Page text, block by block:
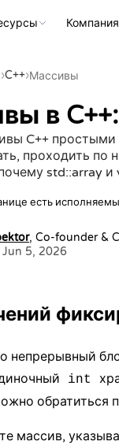
Компания
›C++›Массивы
в
C++ простыми
проходить по
std::array
есть
, Co-founder &
Jun 5, 2026
непрерывный
int
обратиться
массив,